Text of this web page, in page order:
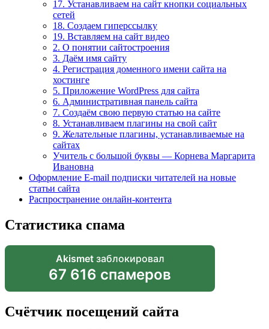
17. Устанавливаем на сайт кнопки социальных
сетей
18. Создаем гиперссылку
19. Вставляем на сайт видео
2. О понятии сайтостроения
3. Даём имя сайту
4. Регистрация доменного имени сайта на
хостинге
5. Приложение WordPress для сайта
6. Административная панель сайта
7. Создаём свою первую статью на сайте
8. Устанавливаем плагины на свой сайт
9. Желательные плагины, устанавливаемые на
сайтах
Учитель с большой буквы — Корнева Маргарита
Ивановна
Оформление E-mail подписки читателей на новые
статьи сайта
Распространение онлайн-контента
Статистика спама
Akismetзаблокировал
67 616 спамеров
Счётчик посещений сайта